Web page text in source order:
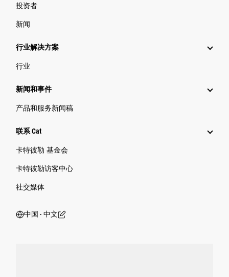
投资者
新闻
行业解决方案
行业
新闻和事件
产品和服务新闻稿
联系 Cat
卡特彼勒 基金会
卡特彼勒访客中心
社交媒体
中国 ‧ 中文